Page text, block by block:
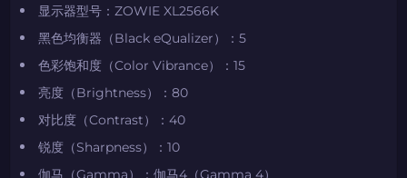
2024LONG
如何使用促销代码
​​显示器型号​​：ZOWIE XL2566K
​​黑色均衡器（Black eQualizer）​​：5
​​色彩饱和度（Color Vibrance）​​：15
​​亮度（Brightness）​​：80
​​对比度（Contrast）​​：40
​​锐度（Sharpness）​​：10
​​伽马（Gamma）​​：伽马4（Gamma 4）